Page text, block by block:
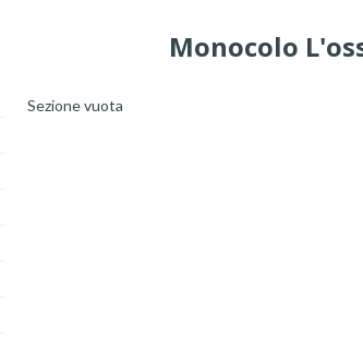
Monocolo
Sezione vuota